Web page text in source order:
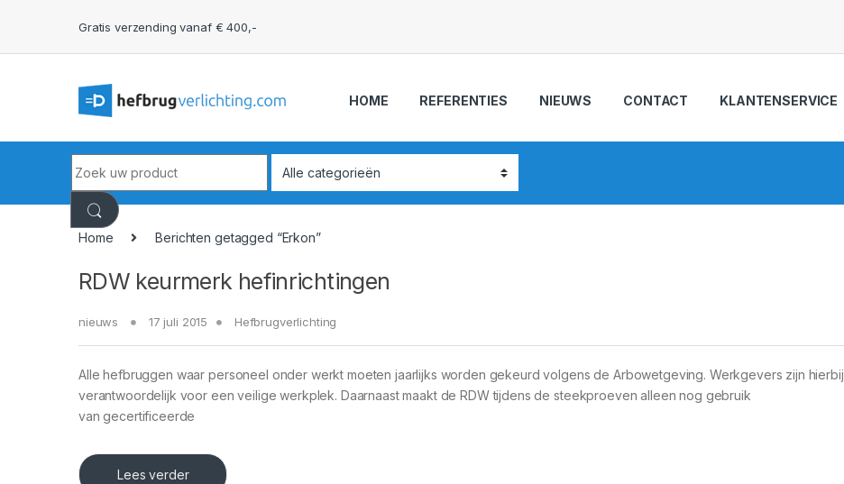
Gratis verzending vanaf € 400,-
HOME REFERENTIES NIEUWS CONTACT KLANTENSERVICE
Home Berichten getagged “Erkon”
RDW keurmerk hefinrichtingen
nieuws 17 juli 2015 Hefbrugverlichting
Alle hefbruggen waar personeel onder werkt moeten jaarlijks worden gekeurd volgens de Arbowetgeving. Werkgevers zijn hierbij
verantwoordelijk voor een veilige werkplek. Daarnaast maakt de RDW tijdens de steekproeven alleen nog gebruik
van gecertificeerde
Lees verder